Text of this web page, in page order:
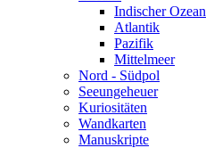
Indischer Ozean
Atlantik
Pazifik
Mittelmeer
Nord - Südpol
Seeungeheuer
Kuriositäten
Wandkarten
Manuskripte